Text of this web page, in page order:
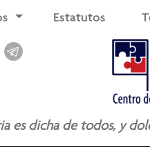
Estatutos
es dicha de todos, y